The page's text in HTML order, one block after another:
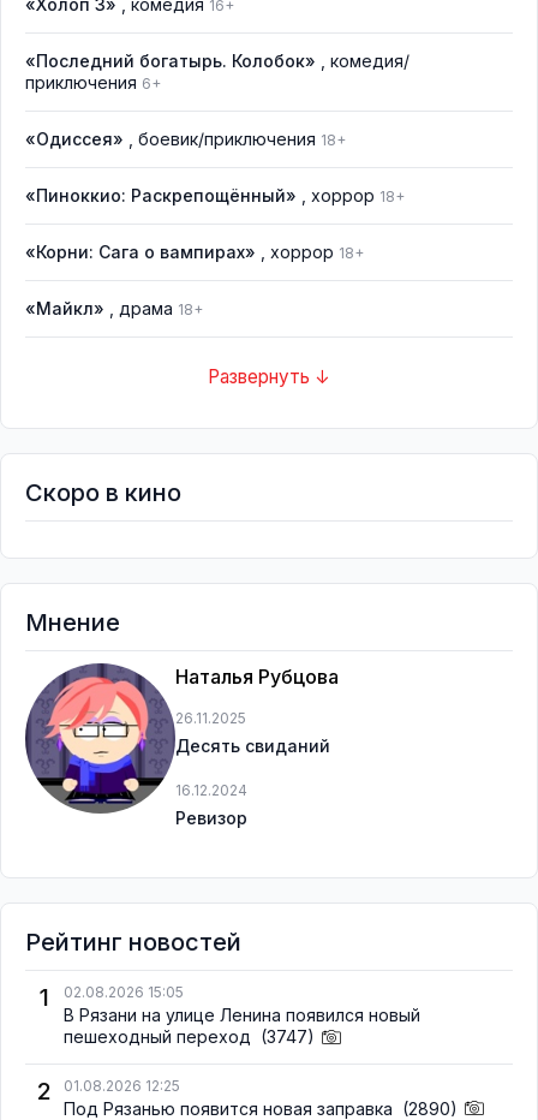
«Холоп 3» , комедия 16+
«Последний богатырь. Колобок» , комедия/
приключения 6+
«Одиссея» , боевик/приключения 18+
«Пиноккио: Раскрепощённый» , хоррор 18+
«Корни: Сага о вампирах» , хоррор 18+
«Майкл» , драма 18+
Развернуть ↓
Скоро в кино
Мнение
Наталья Рубцова
26.11.2025
Десять свиданий
16.12.2024
Ревизор
Рейтинг новостей
1
02.08.2026 15:05
В Рязани на улице Ленина появился новый
пешеходный переход (3747)
2 01.08.2026 12:25
Под Рязанью появится новая заправка (2890)